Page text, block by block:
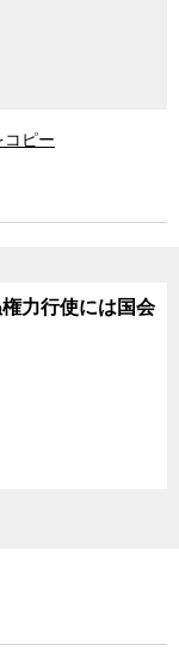
コピー
力行使には国会